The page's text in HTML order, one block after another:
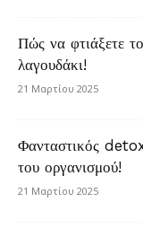
Πώς να φτιάξετε
λαγουδάκι!
21 Μαρτίου 2025
Φανταστικός
του οργανισμού!
21 Μαρτίου 2025